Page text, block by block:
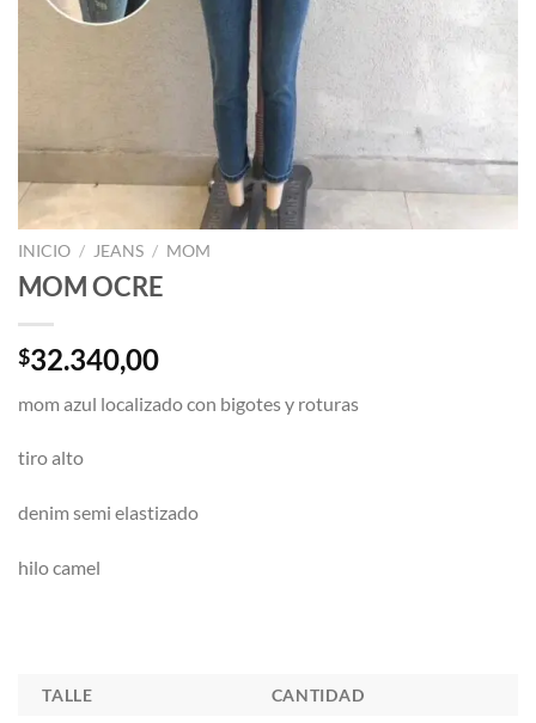
INICIO / JEANS / MOM
MOM OCRE
$32.340,00
mom azul localizado con bigotes y roturas
tiro alto
denim semi elastizado
hilo camel
TALLE CANTIDAD